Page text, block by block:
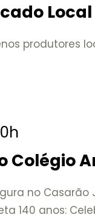
Local
produtores
Colégio
no Casarão
140 anos: